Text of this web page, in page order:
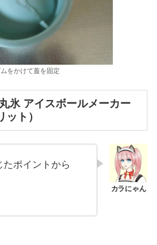
をかけて蓋を固定
氷 アイスボールメーカー
ト）
たポイントから